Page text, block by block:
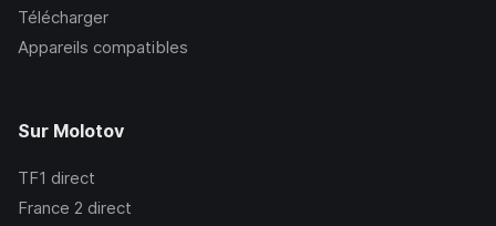
Télécharger
Appareils compatibles
Sur Molotov
TF1 direct
France 2 direct